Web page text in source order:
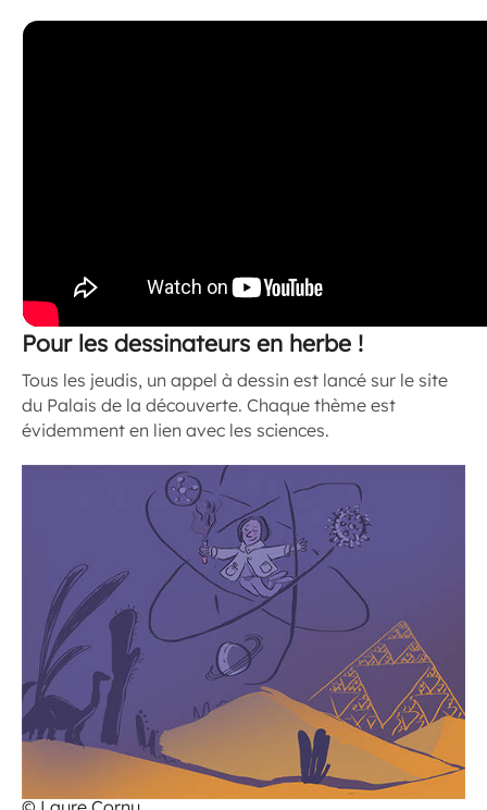
Pour les dessinateurs en herbe !
Tous les jeudis, un appel à dessin est lancé sur le site
du Palais de la découverte. Chaque thème est
évidemment en lien avec les sciences.